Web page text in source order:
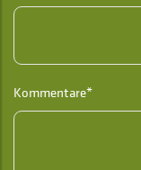
Kommentare*